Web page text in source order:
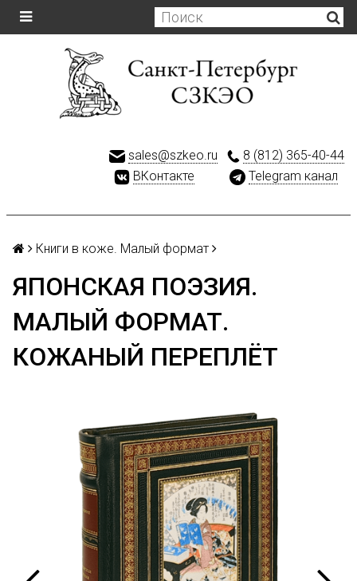
sales@szkeo.ru
8 (812) 365-40-44
ВКонтакте
Telegram канал
Книги в коже. Малый формат
ЯПОНСКАЯ ПОЭЗИЯ.
МАЛЫЙ ФОРМАТ.
КОЖАНЫЙ ПЕРЕПЛЁТ